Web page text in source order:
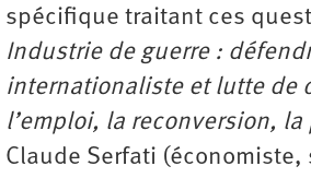
spécifique traitant ces
Industrie de guerre :
internationaliste et lutte de
l’emploi, la reconversion, la
Claude Serfati